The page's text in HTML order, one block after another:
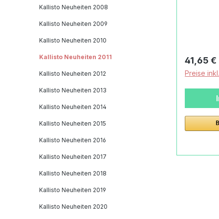
Kallisto Neuheiten 2008
Kallisto Neuheiten 2009
Kallisto Neuheiten 2010
Kallisto Neuheiten 2011
Kallisto Neuheiten 2012
Kallisto Neuheiten 2013
Kallisto Neuheiten 2014
Kallisto Neuheiten 2015
Kallisto Neuheiten 2016
Kallisto Neuheiten 2017
Kallisto Neuheiten 2018
Kallisto Neuheiten 2019
Kallisto Neuheiten 2020
Artikel
mit
und
Eule,
Kallisto
41,65 €
Preise